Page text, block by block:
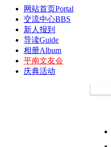
网站首页Portal
交流中心BBS
新人报到
导读Guide
相册Album
平南文友会
庆典活动